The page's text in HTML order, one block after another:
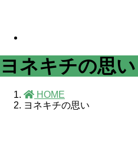
ヨネキチの思い
HOME
ヨネキチの思い